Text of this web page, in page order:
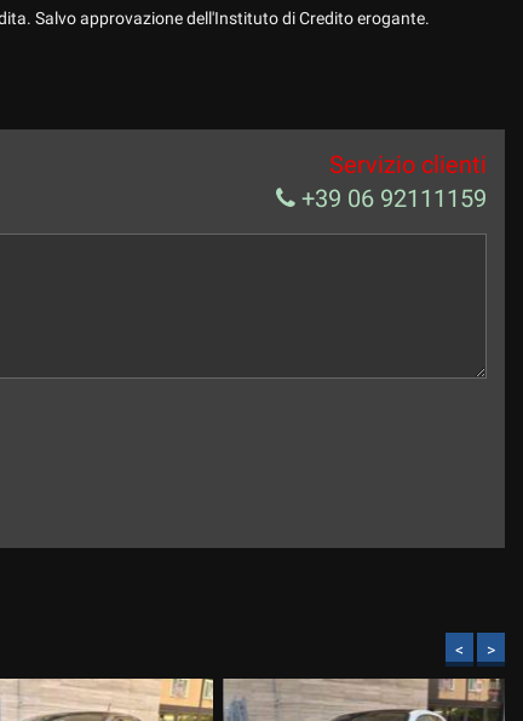
Salvo approvazione dell'Instituto di Credito erogante.
Servizio clienti
+39 06 92111159
< >